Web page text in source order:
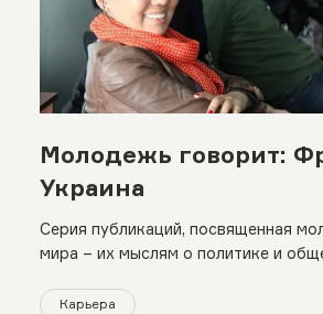
Молодежь говорит:
Украина
Серия публикаций, посвященная
мира – их мыслям о политике и
Карьера